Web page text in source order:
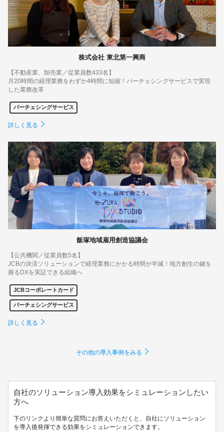
株式会社 東北第一興商
【不動産業、卸売業／従業員数433名】
月20時間の経理業務をわずか4時間に短縮！パーチェシングサービスで実現
した業務改革
パーチェシングサービス
詳しく見る
飯塚地域雇用創造協議会
【公共機関／従業員数5名】
JCBの決済ソリューションで経理業務にかかる時間が半減！地方創生の鍵を
握るDXを実証できる組織へ
JCBコーポレートカード
パーチェシングサービス
詳しく見る
その他の導入事例をみる
自社のソリューション導入効果をシミュレーションしたい
方へ
下のリンクより簡単な質問にお答えいただくと、自社にソリューション
を導入後発揮できる効果をシミュレーションできます。